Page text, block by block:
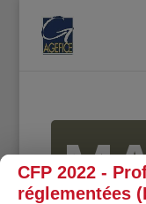
CFP 2022 -
réglementées